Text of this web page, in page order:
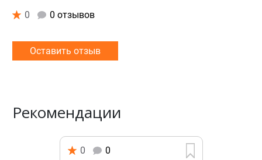
0 0 отзывов
Оставить отзыв
Рекомендации
0 0